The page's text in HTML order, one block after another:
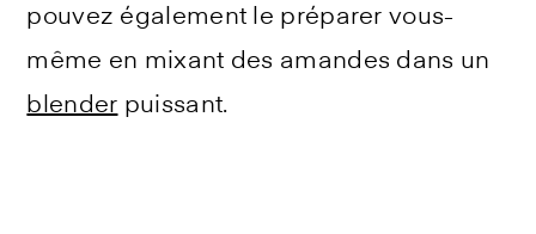
pouvez également le préparer vous-
même en mixant des amandes dans un
blender puissant.